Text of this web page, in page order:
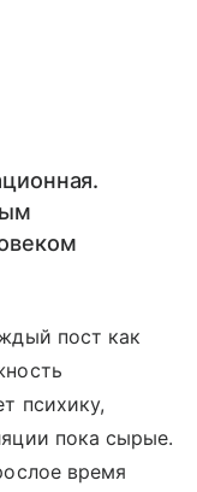
пост как
психику,
пока сырые.
время